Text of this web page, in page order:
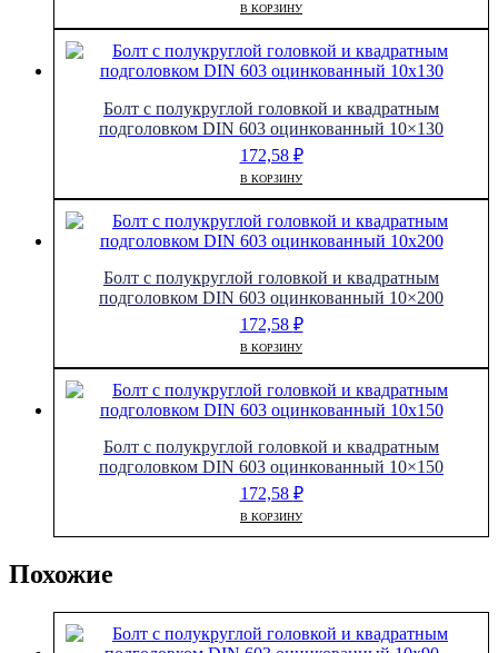
В КОРЗИНУ
Болт с полукруглой головкой и квадратным
подголовком DIN 603 оцинкованный 10×130
172,58 ₽
В КОРЗИНУ
Болт с полукруглой головкой и квадратным
подголовком DIN 603 оцинкованный 10×200
172,58 ₽
В КОРЗИНУ
Болт с полукруглой головкой и квадратным
подголовком DIN 603 оцинкованный 10×150
172,58 ₽
В КОРЗИНУ
Похожие